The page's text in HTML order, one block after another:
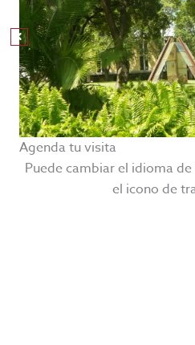
Agenda tu visita
Puede cambiar el idioma
el icono de